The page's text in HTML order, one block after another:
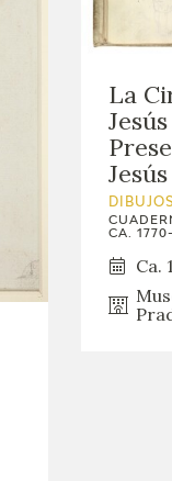
GOYA EN ARAGÓN
La
DIBUJOS
CA.
Ca.